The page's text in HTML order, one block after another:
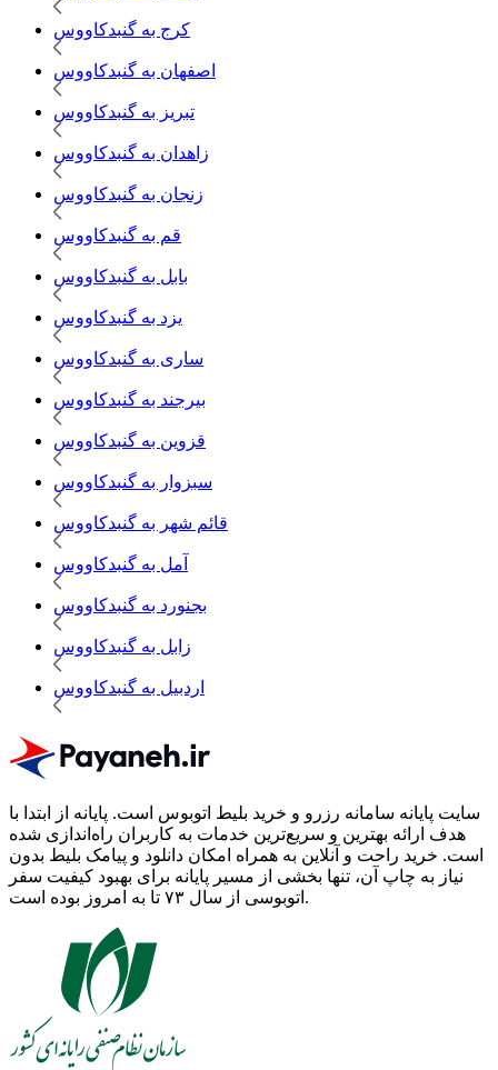
کرج به گنبدکاووس
اصفهان به گنبدکاووس
تبریز به گنبدکاووس
زاهدان به گنبدکاووس
زنجان به گنبدکاووس
قم به گنبدکاووس
بابل به گنبدکاووس
یزد به گنبدکاووس
ساری به گنبدکاووس
بیرجند به گنبدکاووس
قزوین به گنبدکاووس
سبزوار به گنبدکاووس
قائم شهر به گنبدکاووس
آمل به گنبدکاووس
بجنورد به گنبدکاووس
زابل به گنبدکاووس
اردبیل به گنبدکاووس
سایت پایانه سامانه رزرو و خرید بلیط اتوبوس است. پایانه از ابتدا با
هدف ارائه بهترین و سریع‌ترین خدمات به کاربران راه‌اندازی شده
است. خرید راحت و آنلاین به همراه امکان دانلود و پیامک بلیط بدون
نیاز به چاپ آن، تنها بخشی از مسیر پایانه برای بهبود کیفیت سفر
اتوبوسی از سال ۷۳ تا به امروز بوده است.